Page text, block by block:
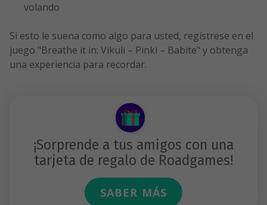
volando
Si esto le suena como algo para usted, regístrese en el
juego "Breathe it in: Vikuli – Pinki – Babite" y obtenga
una experiencia para recordar.
¡Sorprende a tus amigos con una
tarjeta de regalo de Roadgames!
SABER MÁS